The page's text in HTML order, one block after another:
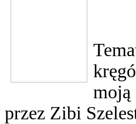
moją
przez Zibi